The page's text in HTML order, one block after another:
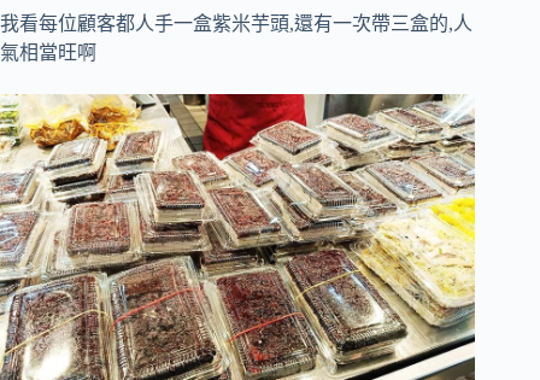
我看每位顧客都人手一盒紫米芋頭,還有一次帶三盒的,人
氣相當旺啊